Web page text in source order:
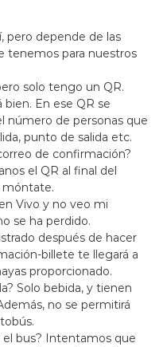
pero depende de las
tenemos para nuestros
solo tengo un QR.
En ese QR se
número de personas que
punto de salida etc.
de confirmación?
el QR al final del
móntate.
Vivo y no veo mi
se ha perdido.
después de hacer
billete te llegará a
proporcionado.
Solo bebida, y tienen
no se permitirá
bus? Intentamos que